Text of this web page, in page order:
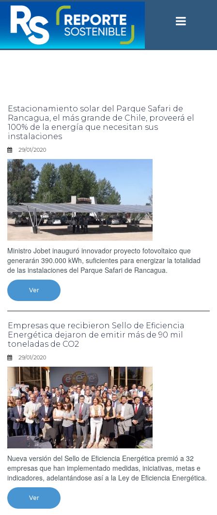
Estacionamiento solar del Parque Safari de
Rancagua, el más grande de Chile, proveerá el
100% de la energía que necesitan sus
instalaciones
29/01/2020
Ministro Jobet inauguró innovador proyecto fotovoltaico que
generarán 390.000 kWh, suficientes para energizar la totalidad
de las instalaciones del Parque Safari de Rancagua.
Ver
Empresas que recibieron Sello de Eficiencia
Energética dejaron de emitir más de 90 mil
toneladas de CO2
29/01/2020
Nueva versión del Sello de Eficiencia Energética premió a 32
empresas que han implementado medidas, iniciativas, metas e
indicadores, adelantándose así a la Ley de Eficiencia Energética.
Ver